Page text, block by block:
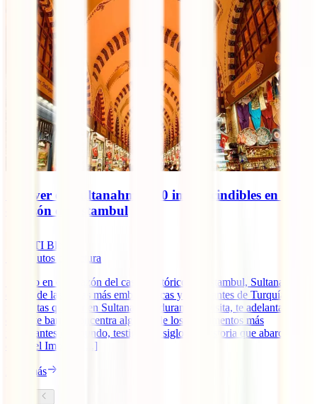
Qué ver en Sultanahmet: 10 imprescindibles en el
corazón de Estambul
IATI Blog
minutos de lectura
Situado en el corazón del casco histórico de Estambul, Sultanahmet
es una de las zonas más emblemáticas y fascinantes de Turquía. Si te
preguntas qué ver en Sultanahmet durante tu visita, te adelantamos
que este barrio concentra algunos de los monumentos más
importantes del mundo, testigos de siglos de historia que abarcan
desde el Imperio [...]
Leer más